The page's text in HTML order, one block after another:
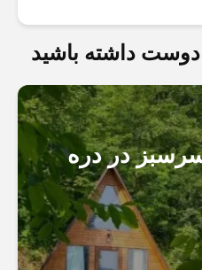
داشته باشید
در دره